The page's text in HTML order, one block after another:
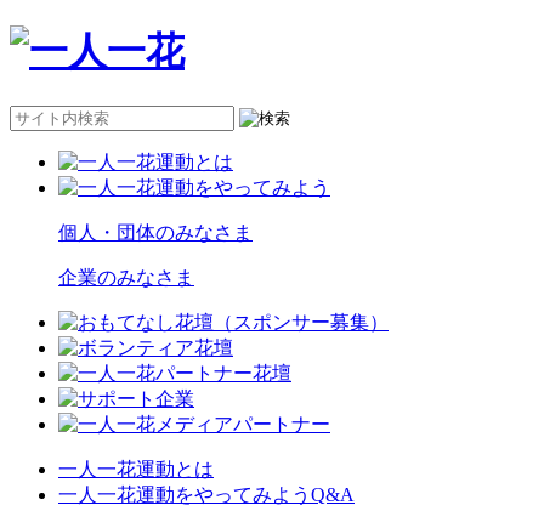
個人・団体のみなさま
企業のみなさま
一人一花運動とは
一人一花運動をやってみようQ&A